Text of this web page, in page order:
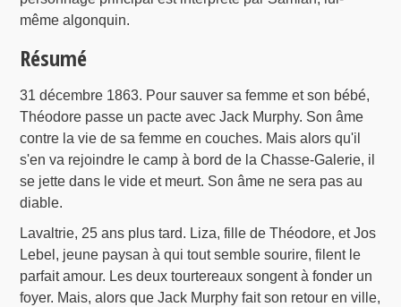
même algonquin.
Résumé
31 décembre 1863. Pour sauver sa femme et son bébé,
Théodore passe un pacte avec Jack Murphy. Son âme
contre la vie de sa femme en couches. Mais alors qu'il
s'en va rejoindre le camp à bord de la Chasse-Galerie, il
se jette dans le vide et meurt. Son âme ne sera pas au
diable.
Lavaltrie, 25 ans plus tard. Liza, fille de Théodore, et Jos
Lebel, jeune paysan à qui tout semble sourire, filent le
parfait amour. Les deux tourtereaux songent à fonder un
foyer. Mais, alors que Jack Murphy fait son retour en ville,